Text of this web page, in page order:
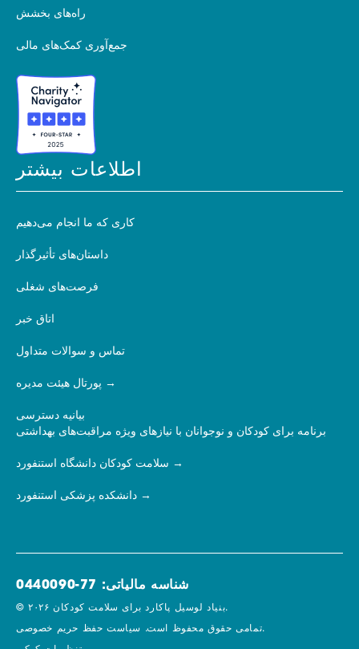
راه‌های بخشش
جمع‌آوری کمک‌های مالی
اطلاعات بیشتر
کاری که ما انجام می‌دهیم
داستان‌های تأثیرگذار
فرصت‌های شغلی
اتاق خبر
تماس و سوالات متداول
پورتال هیئت مدیره
بیانیه دسترسی
برنامه برای کودکان و نوجوانان با نیازهای ویژه مراقبت‌های بهداشتی
سلامت کودکان دانشگاه استنفورد
دانشکده پزشکی استنفورد
شناسه مالیاتی: 77-0440090
© ۲۰۲۶ بنیاد لوسیل پاکارد برای سلامت کودکان.
تمامی حقوق محفوظ است.سیاست حفظ حریم خصوصی.